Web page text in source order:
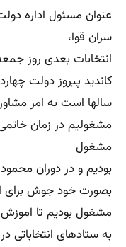
عنوان مسئول اداره
سران قوا،
کاندید پیروز دولت
سالها است به امر
مشغولیم در زمان
مشغول
بودیم و در دوران
بصورت خود جوش برای
مشغول بودیم تا اموزش
به ستادهای انتخاباتی